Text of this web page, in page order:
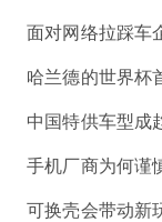
面对网络拉踩车
哈兰德的世界杯
中国特供车型成
手机厂商为何谨
可换壳会带动新